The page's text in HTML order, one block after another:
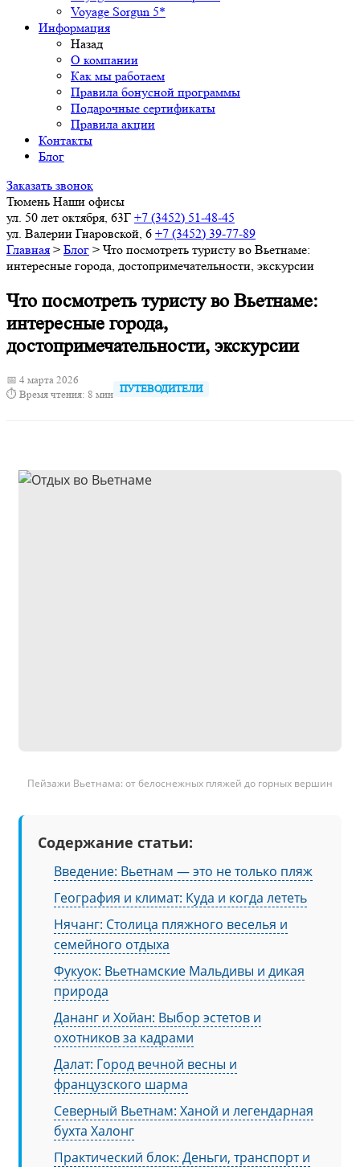
Voyage Sorgun 5*
Информация
Назад
О компании
Как мы работаем
Правила бонусной программы
Подарочные сертификаты
Правила акции
Контакты
Блог
Заказать звонок
Тюмень Наши офисы
ул. 50 лет октября, 63Г +7 (3452) 51-48-45
ул. Валерии Гнаровской, 6 +7 (3452) 39-77-89
Главная > Блог > Что посмотреть туристу во Вьетнаме:
интересные города, достопримечательности, экскурсии
Что посмотреть туристу во Вьетнаме:
интересные города,
достопримечательности, экскурсии
📅 4 марта 2026
⏱ Время чтения: 8 мин ПУТЕВОДИТЕЛИ
Пейзажи Вьетнама: от белоснежных пляжей до горных вершин
Содержание статьи:
Введение: Вьетнам — это не только пляж
География и климат: Куда и когда лететь
Нячанг: Столица пляжного веселья и
семейного отдыха
Фукуок: Вьетнамские Мальдивы и дикая
природа
Дананг и Хойан: Выбор эстетов и
охотников за кадрами
Далат: Город вечной весны и
французского шарма
Северный Вьетнам: Ханой и легендарная
бухта Халонг
Практический блок: Деньги, транспорт и